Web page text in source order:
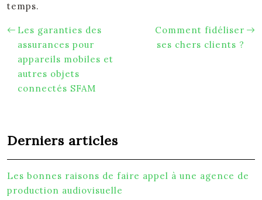
temps.
Les garanties des
assurances pour
appareils mobiles et
autres objets
connectés SFAM
Comment fidéliser
ses chers clients ?
Derniers articles
Les bonnes raisons de faire appel à une agence de
production audiovisuelle